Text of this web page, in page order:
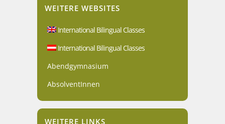
WEITERE WEBSITES
International Bilingual Classes
International Bilingual Classes
Abendgymnasium
AbsolventInnen
WEITERE LINKS